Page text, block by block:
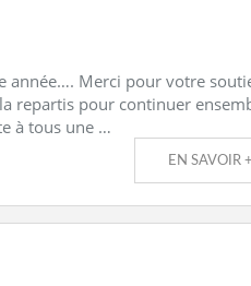
année…. Merci pour votre
repartis pour continuer
à tous une …
EN SAVOIR +